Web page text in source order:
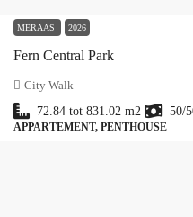
MERAAS 2026
Fern Central Park
City Walk
72.84 tot 831.02 m2 50/
APPARTEMENT, PENTHOUSE